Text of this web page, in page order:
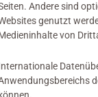
Andere sind
genutzt
von